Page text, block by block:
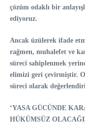
çözüm odaklı bir
ediyoruz.
Ancak üzülerek ifade
rağmen, muhalefet ve
süreci sahiplenmek
elimizi geri çevirmiştir.
süreci olarak
‘YASA GÜCÜNDE
HÜKÜMSÜZ